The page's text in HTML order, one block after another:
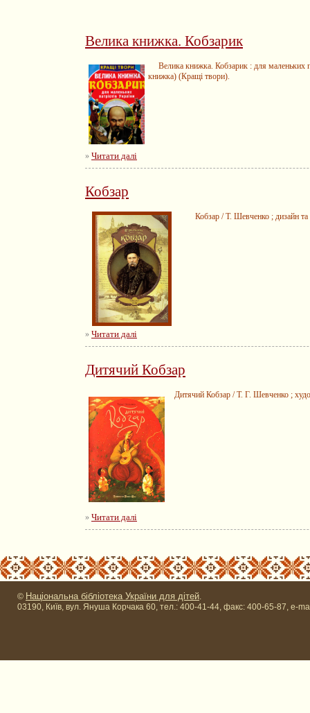
Велика книжка. Кобзарик
Велика книжка. Кобзарик : для маленьких
книжка) (Кращі твори).
» Читати далі
Кобзар
Кобзар / Т. Шевченко ; дизайн та
» Читати далі
Дитячий Кобзар
Дитячий Кобзар / Т. Г. Шевченко ;
» Читати далі
© Національна бібліотека України для дітей.
03190, Київ, вул. Януша Корчака 60, тел.: 400-41-44, факс: 400-65-87, e-